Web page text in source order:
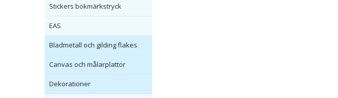
Stickers bokmärkstryck
EAS
Bladmetall och gilding flakes
Canvas och målarplattor
Dekorationer